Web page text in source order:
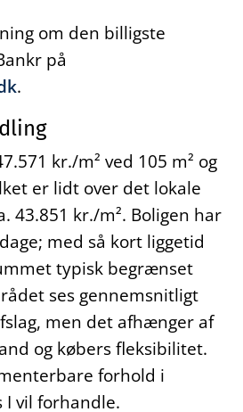
om den billigste
på
.
kr./m² ved 105 m² og
er lidt over det lokale
43.851 kr./m². Boligen har
med så kort liggetid
typisk begrænset
ses gennemsnitligt
men det afhænger af
og købers fleksibilitet.
forhold i
vil forhandle.